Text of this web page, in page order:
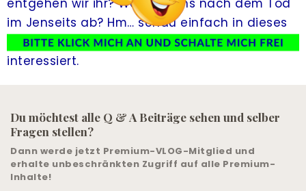
LIVE-TRAINING
ALLE ANGEBOTE
COMMUNITY
ANMELDEN
HILFE UND SUPPORT
entgehen wir ihr? Wer holt uns nach dem Tod
im Jenseits ab? Hm… schau einfach in dieses
Video rein wenn Dich das ebenfalls
interessiert.
Du möchtest alle Q & A Beiträge sehen und selber
Fragen stellen?
Dann werde jetzt Premium-VLOG-Mitglied und
erhalte unbeschränkten Zugriff auf alle Premium-
Inhalte!